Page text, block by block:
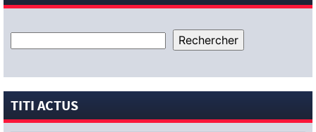
TITI ACTUS